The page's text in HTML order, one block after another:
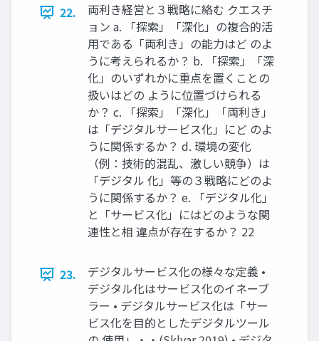
22.
両利き経営と３戦略に絡む クエスチ
ョン a. 「探索」「深化」の複合的活
用である「両利き」の能力はど のよ
うに考えられるか？ b. 「探索」「深
化」のいずれかに重点を置くことの
扱いはどの ように位置づけられる
か？ c. 「探索」「深化」「両利き」
は「デジタルサービス化」にど のよ
うに関係するか？ d. 環境の変化
（例：技術的混乱、激しい競争）は
「デジタル 化」等の３戦略にどのよ
うに関係するか？ e. 「デジタル化」
と「サービス化」にはどのような関
連性と相 違点が存在するか？ 22
23.
デジタルサービス化の様々な定義 •
デジタル化はサービス化のイネーブ
ラー • デジタルサービス化は「サー
ビス化を目的としたデジタルツール